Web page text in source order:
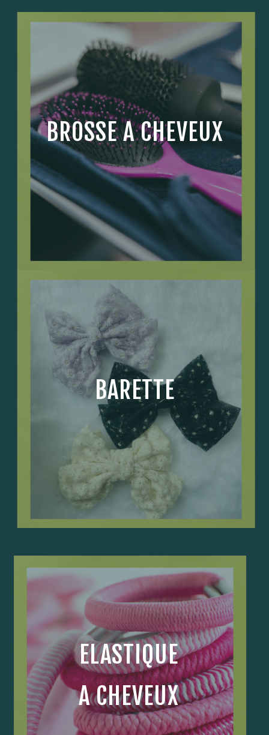
BROSSE A CHEVEUX
BARETTE
ELASTIQUE
A CHEVEUX